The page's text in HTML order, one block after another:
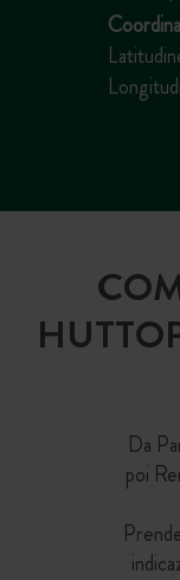
Da
poi